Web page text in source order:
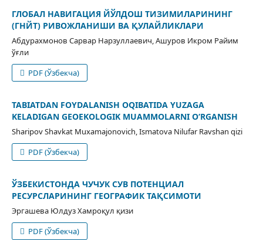
ГЛОБАЛ НАВИГАЦИЯ ЙЎЛДОШ ТИЗИМИЛАРИНИНГ
(ГНЙТ) РИВОЖЛАНИШИ ВА ҚУЛАЙЛИКЛАРИ
Абдурахмонов Сарвар Нарзуллаевич, Ашуров Икром Райим
ўғли
PDF (Ўзбекча)
TABIATDAN FOYDALANISH OQIBATIDA YUZAGA
KELADIGAN GEOEKOLOGIK MUAMMOLARNI O‘RGANISH
Sharipov Shavkat Muxamajonovich, Ismatova Nilufar Ravshan qizi
PDF (Ўзбекча)
ЎЗБЕКИСТОНДА ЧУЧУК СУВ ПОТЕНЦИАЛ
РЕСУРСЛАРИНИНГ ГЕОГРАФИК ТАҚСИМОТИ
Эргашева Юлдуз Хамроқул қизи
PDF (Ўзбекча)